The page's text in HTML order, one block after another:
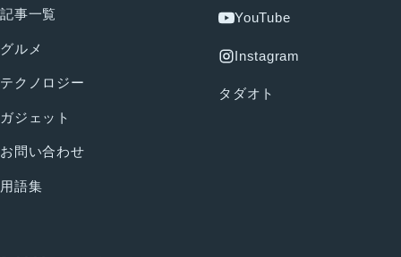
記事一覧
グルメ
テクノロジー
ガジェット
お問い合わせ
用語集
YouTube
Instagram
タダオト